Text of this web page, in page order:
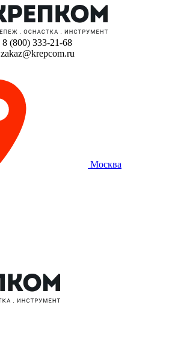
8 (800) 333-21-68
zakaz@krepcom.ru
Москва